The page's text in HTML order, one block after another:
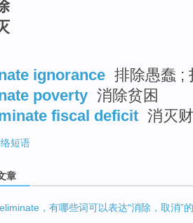
ignorance 排除愚蠢 ;
poverty 消除贫困
fiscal deficit 消灭
短语
章
，有哪些词可以表达“消除，取消”